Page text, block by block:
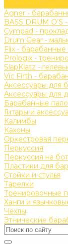
Agner -
BASS DRUM O’S
Cympad -
Drum Gear -
Flix -
Prologix -
SlapKlatz -
Vic Firth -
Аксессуары для
Аксессуары для
Барабанные
Гитары и
Калимбы
Кахоны
Оркестровая
Перкуссия
Перкуссия на
Пластики для
Стойки и стулья
Тарелки
Тренировочные
Ханги и
Чехлы
Этнические